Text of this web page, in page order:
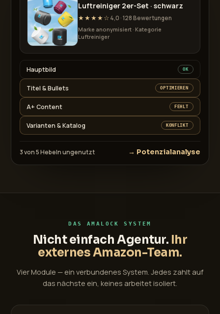
Luftreiniger 2er-Set · schwarz
★★★★☆ 4,0 · 128 Bewertungen
Marke anonymisiert · Kategorie
Luftreiniger
Hauptbild OK
Titel & Bullets OPTIMIEREN
A+ Content FEHLT
Varianten & Katalog KONFLIKT
3 von 5 Hebeln ungenutzt → Potenzialanalyse
DAS AMALOCK SYSTEM
Nicht einfach Agentur. Ihr
externes Amazon-Team.
Vier Module — ein verbundenes System. Jedes zahlt auf
das nächste ein, keines arbeitet isoliert.